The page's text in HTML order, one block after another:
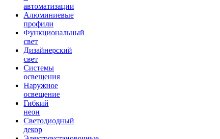
автоматизации
Алюминиевые
профили
Функциональный
свет
Дизайнерский
свет
Системы
освещения
Наружное
освещение
Гибкий
неон
Светодиодный
декор